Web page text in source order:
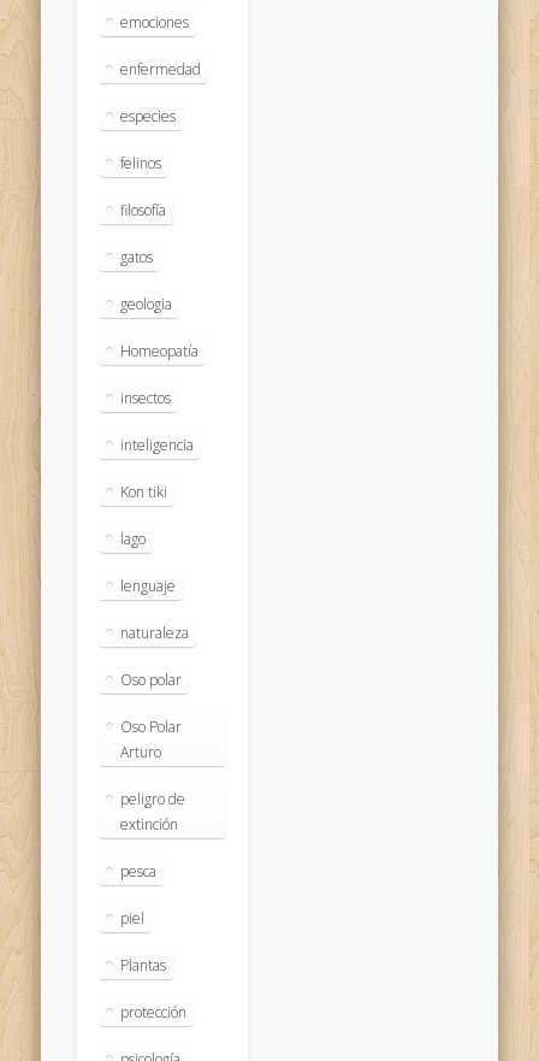
emociones
enfermedad
especies
felinos
filosofía
gatos
geologia
Homeopatía
insectos
inteligencia
Kon tiki
lago
lenguaje
naturaleza
Oso polar
Oso Polar
Arturo
peligro de
extinción
pesca
piel
Plantas
protección